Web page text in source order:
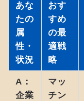
あな
たの
属
性・
状況
おす
すめ
の最
適戦
略
A：
企業
マッ
チン